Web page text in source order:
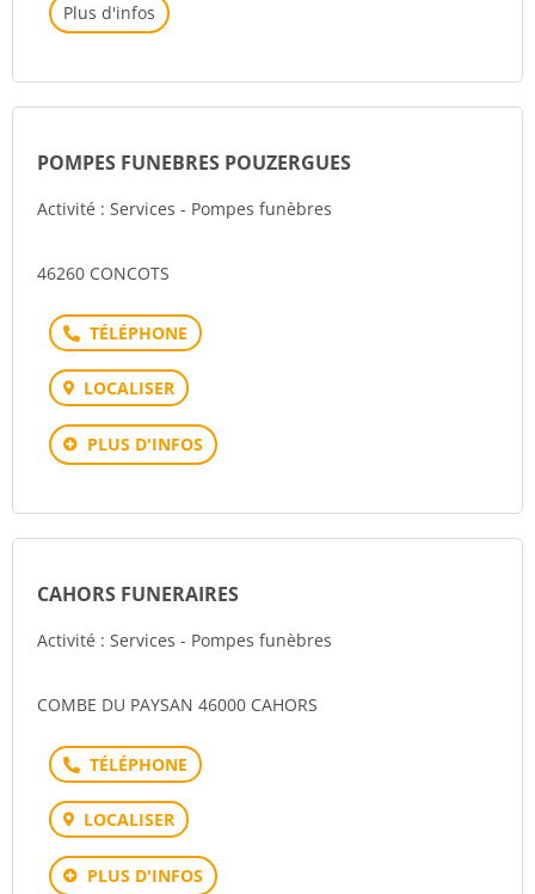
Plus d'infos
POMPES FUNEBRES POUZERGUES
Activité : Services - Pompes funèbres
46260 CONCOTS
Téléphone
LOCALISER
PLUS D'INFOS
CAHORS FUNERAIRES
Activité : Services - Pompes funèbres
COMBE DU PAYSAN 46000 CAHORS
Téléphone
LOCALISER
PLUS D'INFOS